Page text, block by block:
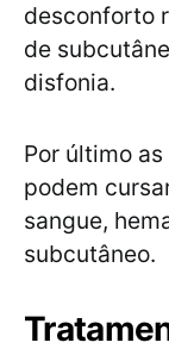
desconforto
de
disfonia.
Por último
podem
sangue,
subcutâneo.